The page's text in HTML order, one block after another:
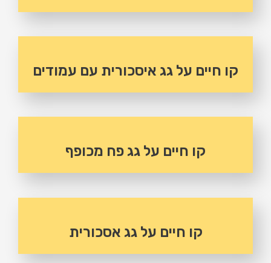
קו חיים על גג איסכורית עם עמודים
קו חיים על גג פח מכופף
קו חיים על גג אסכורית